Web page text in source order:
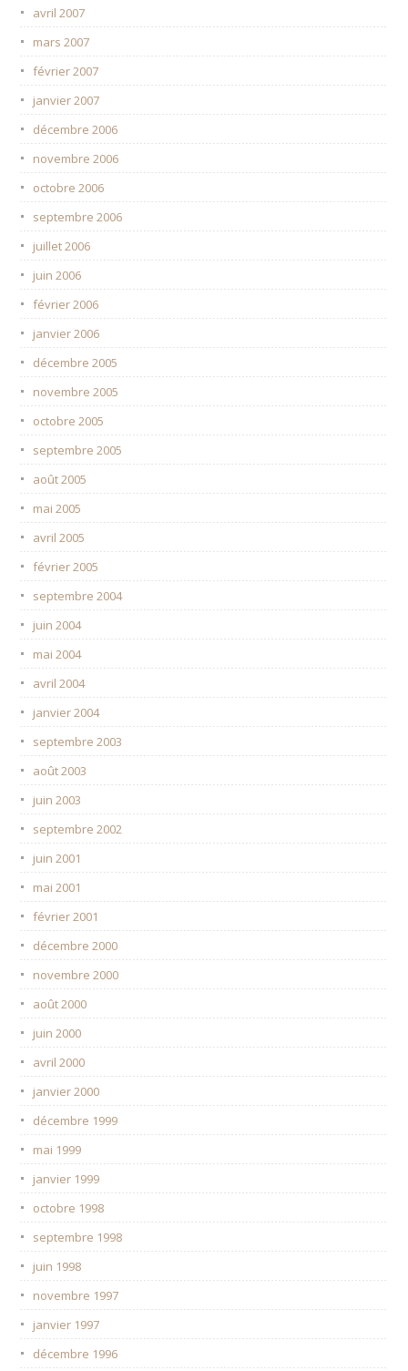
avril 2007
mars 2007
février 2007
janvier 2007
décembre 2006
novembre 2006
octobre 2006
septembre 2006
juillet 2006
juin 2006
février 2006
janvier 2006
décembre 2005
novembre 2005
octobre 2005
septembre 2005
août 2005
mai 2005
avril 2005
février 2005
septembre 2004
juin 2004
mai 2004
avril 2004
janvier 2004
septembre 2003
août 2003
juin 2003
septembre 2002
juin 2001
mai 2001
février 2001
décembre 2000
novembre 2000
août 2000
juin 2000
avril 2000
janvier 2000
décembre 1999
mai 1999
janvier 1999
octobre 1998
septembre 1998
juin 1998
novembre 1997
janvier 1997
décembre 1996